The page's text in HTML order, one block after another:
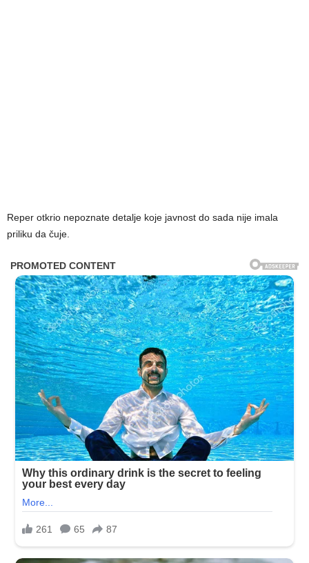
Reper otkrio nepoznate detalje koje javnost do sada nije imala
priliku da čuje.